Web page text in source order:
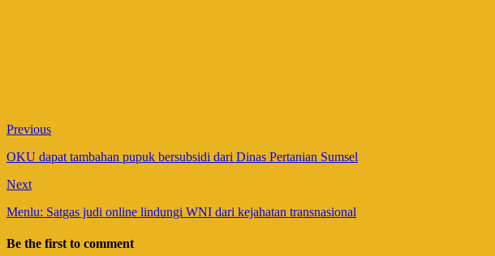
Previous
OKU dapat tambahan pupuk bersubsidi dari Dinas Pertanian Sumsel
Next
Menlu: Satgas judi online lindungi WNI dari kejahatan transnasional
Be the first to comment